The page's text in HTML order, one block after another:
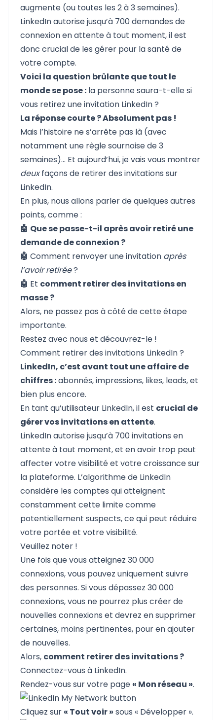
augmente (ou toutes les 2 à 3 semaines).
LinkedIn autorise jusqu’à 700 demandes de
connexion en attente à tout moment, il est
donc crucial de les gérer pour la santé de
votre compte.
Voici la question brûlante que tout le
monde se pose : la personne saura-t-elle si
vous retirez une invitation LinkedIn ?
La réponse courte ? Absolument pas !
Mais l’histoire ne s’arrête pas là (avec
notamment une règle sournoise de 3
semaines)... Et aujourd’hui, je vais vous montrer
deuxfaçons de retirer des invitations sur
LinkedIn.
En plus, nous allons parler de quelques autres
points, comme :
🤖 Que se passe-t-il après avoir retiré une
demande de connexion ?
🤖 Comment renvoyer une invitation après
l’avoir retirée?
🤖 Et comment retirer des invitations en
masse ?
Alors, ne passez pas à côté de cette étape
importante.
Restez avec nous et découvrez-le !
Comment retirer des invitations LinkedIn ?
LinkedIn, c’est avant tout une affaire de
chiffres :abonnés, impressions, likes, leads, et
bien plus encore.
En tant qu’utilisateur LinkedIn, il est crucial de
gérer vos invitations en attente.
LinkedIn autorise jusqu’à 700 invitations en
attente à tout moment, et en avoir trop peut
affecter votre visibilité et votre croissance sur
la plateforme. L’algorithme de LinkedIn
considère les comptes qui atteignent
constamment cette limite comme
potentiellement suspects, ce qui peut réduire
votre portée et votre visibilité.
Veuillez noter !
Une fois que vous atteignez 30 000
connexions, vous pouvez uniquement suivre
des personnes. Si vous dépassez 30 000
connexions, vous ne pourrez plus créer de
nouvelles connexions et devrez en supprimer
certaines, moins pertinentes, pour en ajouter
de nouvelles.
Alors, comment retirer des invitations ?
Connectez-vous à LinkedIn.
Rendez-vous sur votre page « Mon réseau ».
Cliquez sur « Tout voir » sous « Développer ».